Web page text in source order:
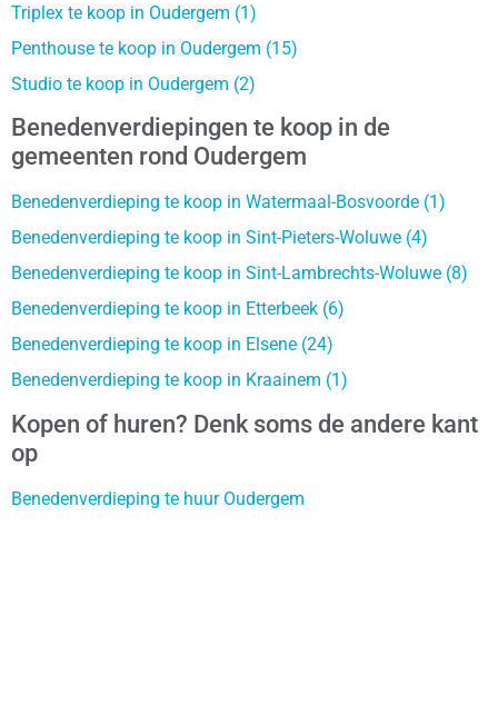
Triplex te koop in Oudergem (1)
Penthouse te koop in Oudergem (15)
Studio te koop in Oudergem (2)
Benedenverdiepingen te koop in de
gemeenten rond Oudergem
Benedenverdieping te koop in Watermaal-Bosvoorde (1)
Benedenverdieping te koop in Sint-Pieters-Woluwe (4)
Benedenverdieping te koop in Sint-Lambrechts-Woluwe (8)
Benedenverdieping te koop in Etterbeek (6)
Benedenverdieping te koop in Elsene (24)
Benedenverdieping te koop in Kraainem (1)
Kopen of huren? Denk soms de andere kant
op
Benedenverdieping te huur Oudergem